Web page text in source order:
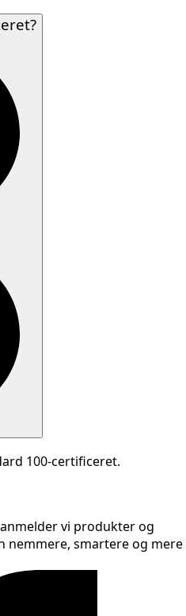
100-certificeret.
vi produkter og
nemmere, smartere og mere